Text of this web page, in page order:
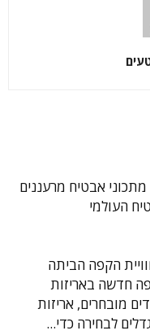
אבטיח מרעננים
העולמי
הקפה הביתה
חדשה באריזות
מובחרים, אריזות
לבחירה כדי...